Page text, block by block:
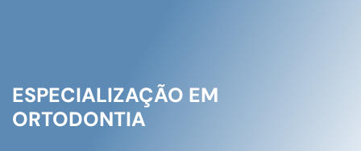
ESPECIALIZAÇÃO EM
ORTODONTIA